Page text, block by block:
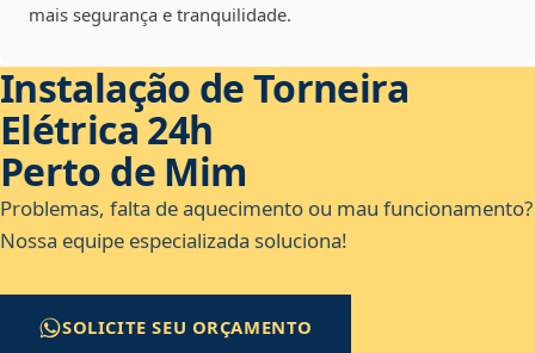
mais segurança e tranquilidade.
Instalação de Torneira
Elétrica 24h
Perto de Mim
Problemas, falta de aquecimento ou mau funcionamento?
Nossa equipe especializada soluciona!
SOLICITE SEU ORÇAMENTO